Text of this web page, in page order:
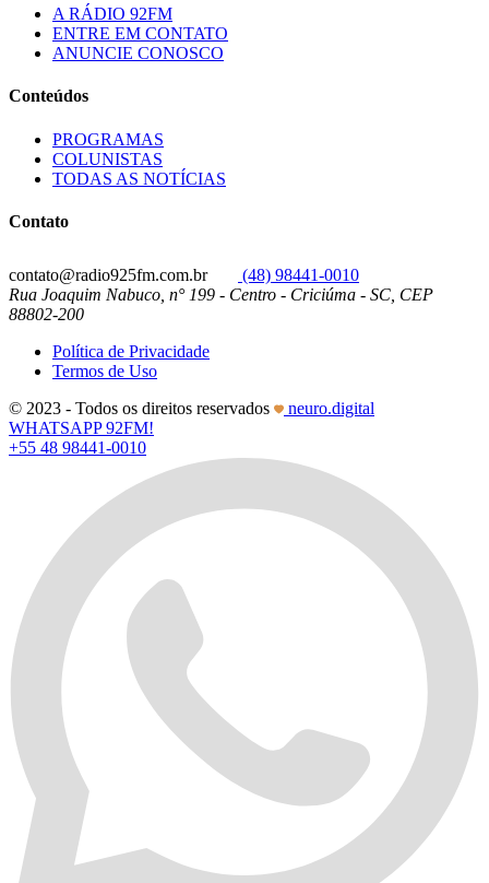
A RÁDIO 92FM
ENTRE EM CONTATO
ANUNCIE CONOSCO
Conteúdos
PROGRAMAS
COLUNISTAS
TODAS AS NOTÍCIAS
Contato
contato@radio925fm.com.br
(48) 98441-0010
Rua Joaquim Nabuco, n° 199 - Centro - Criciúma - SC, CEP
88802-200
Política de Privacidade
Termos de Uso
© 2023 - Todos os direitos reservados
neuro.digital
WHATSAPP 92FM!
+55 48 98441-0010